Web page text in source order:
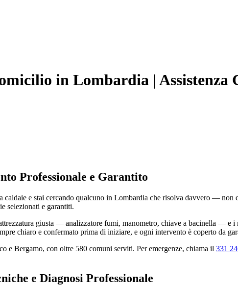
in Lombardia | Assistenza
Professionale e Garantito
caldaie e stai cercando qualcuno in Lombardia che risolva davvero — non
selezionati e garantiti.
giusta — analizzatore fumi, manometro, chiave a bacinella — e
chiaro e confermato prima di iniziare, e ogni intervento è coperto da
e Bergamo, con oltre 580 comuni serviti. Per emergenze, chiama il 331
e Diagnosi Professionale